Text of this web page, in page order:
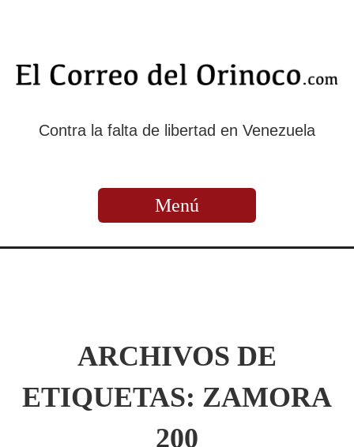
Contra la falta de libertad en Venezuela
Menú
ARCHIVOS DE
ETIQUETAS: ZAMORA
200